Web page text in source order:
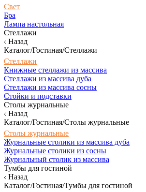
Свет
Бра
Лампа настольная
Стеллажи
Назад
Каталог/Гостиная/Стеллажи
Стеллажи
Книжные стеллажи из массива
Стеллажи из массива дуба
Стеллажи из массива сосны
Стойки и подставки
Столы журнальные
Назад
Каталог/Гостиная/Столы журнальные
Столы журнальные
Журнальные столики из массива дуба
Журнальные столики из сосны
Журнальный столик из массива
Тумбы для гостиной
Назад
Каталог/Гостиная/Тумбы для гостиной